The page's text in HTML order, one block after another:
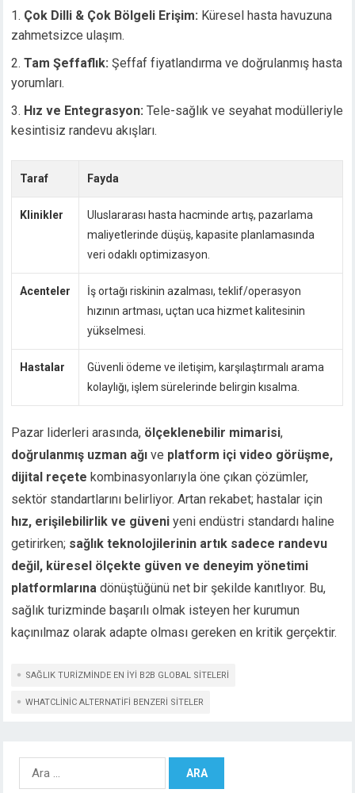
Çok Dilli & Çok Bölgeli Erişim: Küresel hasta havuzuna
zahmetsizce ulaşım.
Tam Şeffaflık: Şeffaf fiyatlandırma ve doğrulanmış hasta
yorumları.
Hız ve Entegrasyon: Tele-sağlık ve seyahat modülleriyle
kesintisiz randevu akışları.
Taraf Fayda
Klinikler
Uluslararası hasta hacminde artış, pazarlama
maliyetlerinde düşüş, kapasite planlamasında
veri odaklı optimizasyon.
Acenteler
İş ortağı riskinin azalması, teklif/operasyon
hızının artması, uçtan uca hizmet kalitesinin
yükselmesi.
Hastalar
Güvenli ödeme ve iletişim, karşılaştırmalı arama
kolaylığı, işlem sürelerinde belirgin kısalma.
Pazar liderleri arasında, ölçeklenebilir mimarisi,
doğrulanmış uzman ağı ve platform içi video görüşme,
dijital reçete kombinasyonlarıyla öne çıkan çözümler,
sektör standartlarını belirliyor. Artan rekabet; hastalar için
hız, erişilebilirlik ve güveni yeni endüstri standardı haline
getirirken; sağlık teknolojilerinin artık sadece randevu
değil, küresel ölçekte güven ve deneyim yönetimi
platformlarına dönüştüğünü net bir şekilde kanıtlıyor. Bu,
sağlık turizminde başarılı olmak isteyen her kurumun
kaçınılmaz olarak adapte olması gereken en kritik gerçektir.
SAĞLIK TURIZMINDE EN IYI B2B GLOBAL SITELERI
WHATCLINIC ALTERNATIFI BENZERI SITELER
Arama: